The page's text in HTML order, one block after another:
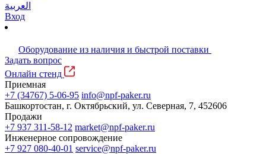
العربية
Вход
Оборудование из наличия и быстрой поставки
Задать вопрос
Онлайн стенд
Приемная
+7 (34767) 5-06-95 info@npf-paker.ru
Башкортостан, г. Октябрьский, ул. Северная, 7, 452606
Продажи
+7 937 311-58-12 market@npf-paker.ru
Инженерное сопровождение
+7 927 080-40-01 service@npf-paker.ru